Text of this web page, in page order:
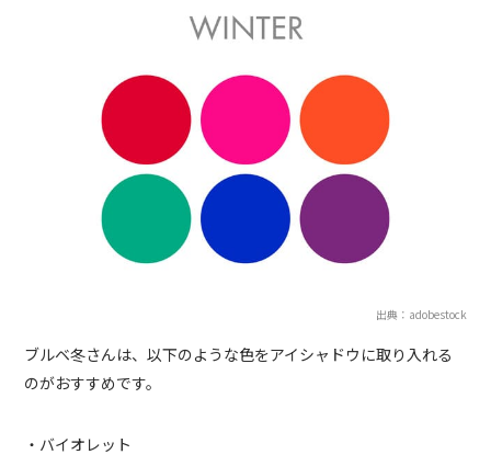
出典：adobestock
ブルベ冬さんは、以下のような色をアイシャドウに取り入れる
のがおすすめです。
・バイオレット